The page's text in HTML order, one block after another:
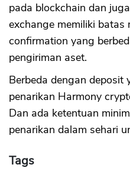
pada blockchain dan
exchange memiliki batas
confirmation yang
pengiriman aset.
Berbeda dengan deposit
penarikan Harmony
Dan ada ketentuan
penarikan dalam sehari
Tags